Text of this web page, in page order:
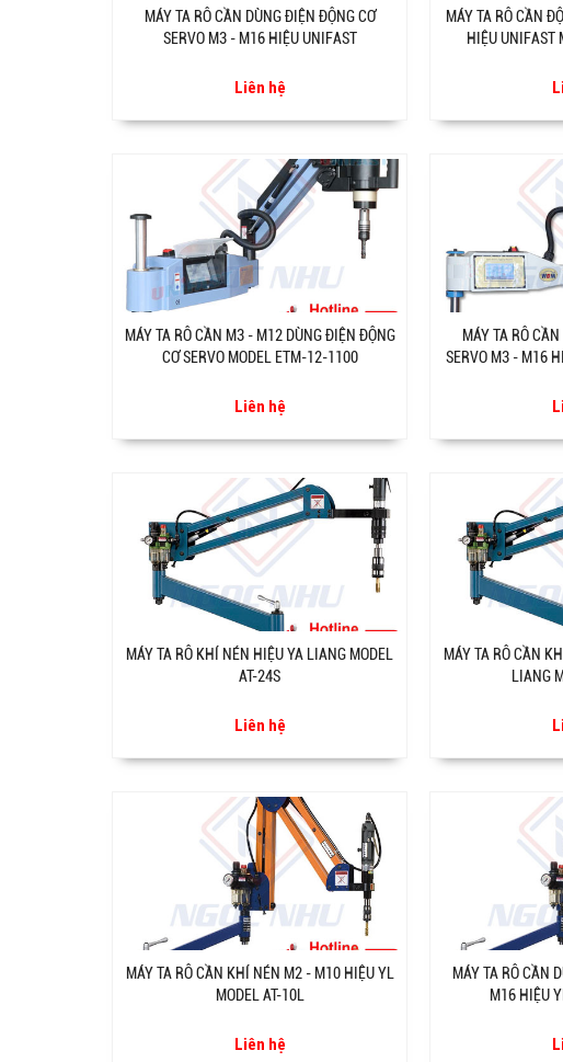
MÁY TA RÔ CẦN DÙNG ĐIỆN ĐỘNG CƠ
SERVO M3 - M16 HIỆU UNIFAST
Liên hệ
MÁY TA RÔ CẦN
HIỆU UNIFAST
MÁY TA RÔ CẦN M3 - M12 DÙNG ĐIỆN ĐỘNG
CƠ SERVO MODEL ETM-12-1100
Liên hệ
MÁY TA RÔ
SERVO M3 - M16
MÁY TA RÔ KHÍ NÉN HIỆU YA LIANG MODEL
AT-24S
Liên hệ
MÁY TA RÔ CẦN
LIANG
MÁY TA RÔ CẦN KHÍ NÉN M2 - M10 HIỆU YL
MODEL AT-10L
Liên hệ
MÁY TA RÔ CẦN
M16 HIỆU